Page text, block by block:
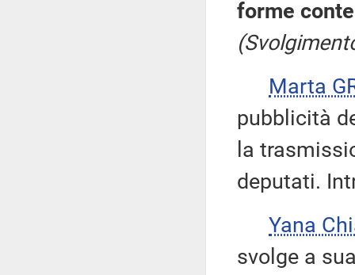
forme
Marta
pubblicità
la
deputati.
Yana
svolge a